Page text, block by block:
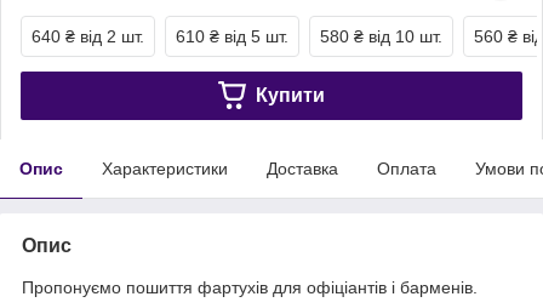
640 ₴ від 2 шт. 610 ₴ від 5 шт. 580 ₴ від 10 шт. 560 ₴
Купити
Опис Характеристики Доставка Оплата Умови
Опис
Пропонуємо пошиття фартухів для офіціантів і барменів.